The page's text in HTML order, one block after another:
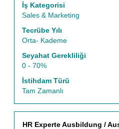
İş Kategorisi
Sales & Marketing
Tecrübe Yılı
Orta- Kademe
Seyahat Gerekliliği
0 - 70%
İstihdam Türü
Tam Zamanlı
seçin.
Başlık
HR Experte Ausbildung /
İş